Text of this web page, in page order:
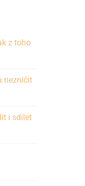
z toho
nezničit
i sdílet